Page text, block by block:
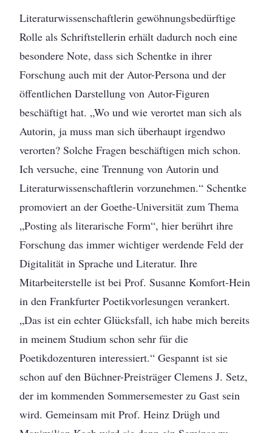
Literaturwissenschaftlerin gewöhnungsbedürftige
Rolle als Schriftstellerin erhält dadurch noch eine
besondere Note, dass sich Schentke in ihrer
Forschung auch mit der Autor-Persona und der
öffentlichen Darstellung von Autor-Figuren
beschäftigt hat. „Wo und wie verortet man sich als
Autorin, ja muss man sich überhaupt irgendwo
verorten? Solche Fragen beschäftigen mich schon.
Ich versuche, eine Trennung von Autorin und
Literaturwissenschaftlerin vorzunehmen.“ Schentke
promoviert an der Goethe-Universität zum Thema
„Posting als literarische Form“, hier berührt ihre
Forschung das immer wichtiger werdende Feld der
Digitalität in Sprache und Literatur. Ihre
Mitarbeiterstelle ist bei Prof. Susanne Komfort-Hein
in den Frankfurter Poetikvorlesungen verankert.
„Das ist ein echter Glücksfall, ich habe mich bereits
in meinem Studium schon sehr für die
Poetikdozenturen interessiert.“ Gespannt ist sie
schon auf den Büchner-Preisträger Clemens J. Setz,
der im kommenden Sommersemester zu Gast sein
wird. Gemeinsam mit Prof. Heinz Drügh und